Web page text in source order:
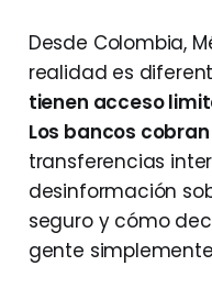
Desde Colombia,
realidad es
tienen acceso
Los bancos
transferencias
desinformación
seguro y cómo
gente